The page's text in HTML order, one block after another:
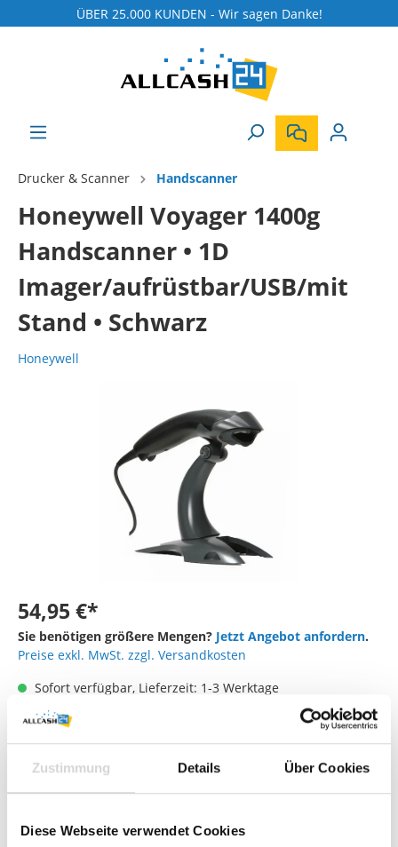
Zustimmung Details Über Cookies
Diese Webseite verwendet Cookies
ÜBER 25.000 KUNDEN - Wir sagen Danke!
Drucker & Scanner Handscanner
Honeywell Voyager 1400g
Handscanner • 1D
Imager/aufrüstbar/USB/mit
Stand • Schwarz
Honeywell
54,95 €*
Sie benötigen größere Mengen? Jetzt Angebot anfordern.
Preise exkl. MwSt. zzgl. Versandkosten
Sofort verfügbar, Lieferzeit: 1-3 Werktage
mit Stand
ohne Stand